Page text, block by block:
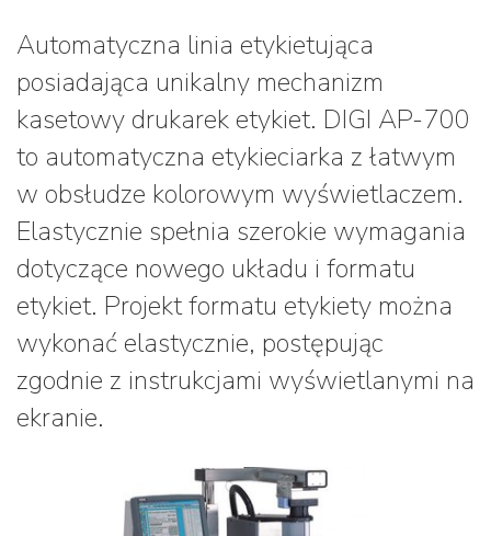
Automatyczna linia etykietująca
posiadająca unikalny mechanizm
kasetowy drukarek etykiet. DIGI AP-700
to automatyczna etykieciarka z łatwym
w obsłudze kolorowym wyświetlaczem.
Elastycznie spełnia szerokie wymagania
dotyczące nowego układu i formatu
etykiet. Projekt formatu etykiety można
wykonać elastycznie, postępując
zgodnie z instrukcjami wyświetlanymi na
ekranie.